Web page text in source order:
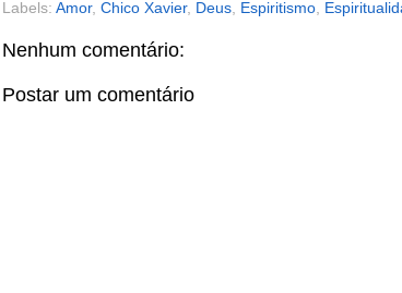
Labels: Amor, Chico Xavier, Deus, Espiritismo,
Nenhum comentário:
Postar um comentário